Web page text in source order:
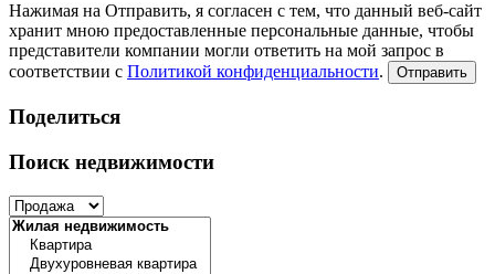
Нажимая на Отправить, я согласен с тем, что данный веб-сайт
хранит мною предоставленные персональные данные, чтобы
представители компании могли ответить на мой запрос в
соответствии с Политикой конфиденциальности. Отправить
Поделиться
Поиск недвижимости